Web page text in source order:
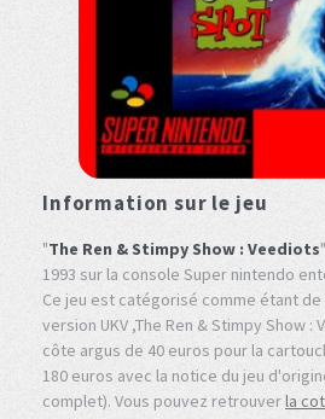
Information sur le jeu
"The Ren & Stimpy Show : Veediots
1993 sur la console Super nintendo
Ce jeu est catégorisé comme étant
version UKV ,The Ren & Stimpy Show
côte argus de 40 euros pour la
180 euros avec la notice du jeu
complet). Vous pouvez retrouverla